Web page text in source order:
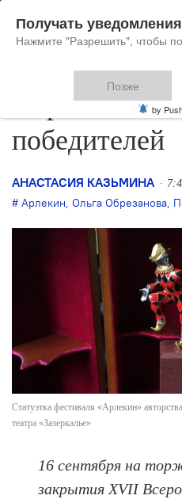
«Арлекин»
победителей
АНАСТАСИЯ КАЗЬМИНА
Арлекин, Ольга Обрезанова,
Статуэтка фестиваля «Арлекин»
театра «Зазеркалье»
16 сентября на
закрытия XVII
Получать
Нажмите "Разрешить", чтобы
Позже
by